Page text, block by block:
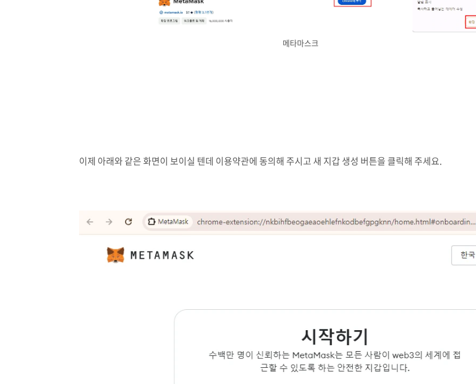
메타마스크
이제 아래와 같은 화면이 보이실 텐데 이용약관에 동의해 주시고 새 지갑 생성 버튼을 클릭해 주세요.